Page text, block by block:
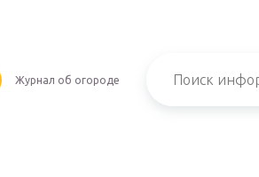
Журнал об огороде